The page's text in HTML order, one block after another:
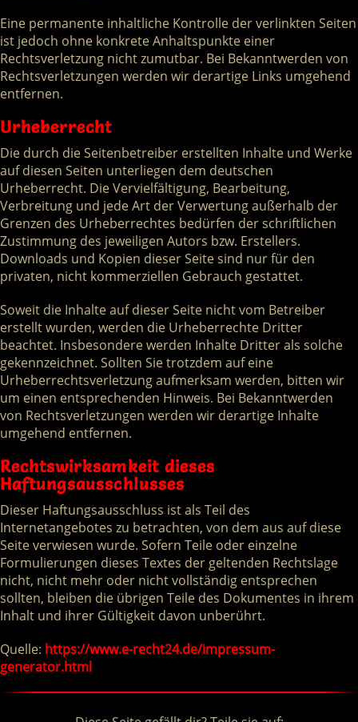
Eine permanente inhaltliche Kontrolle der verlinkten Seiten
ist jedoch ohne konkrete Anhaltspunkte einer
Rechtsverletzung nicht zumutbar. Bei Bekanntwerden von
Rechtsverletzungen werden wir derartige Links umgehend
entfernen.
Urheberrecht
Die durch die Seitenbetreiber erstellten Inhalte und Werke
auf diesen Seiten unterliegen dem deutschen
Urheberrecht. Die Vervielfältigung, Bearbeitung,
Verbreitung und jede Art der Verwertung außerhalb der
Grenzen des Urheberrechtes bedürfen der schriftlichen
Zustimmung des jeweiligen Autors bzw. Erstellers.
Downloads und Kopien dieser Seite sind nur für den
privaten, nicht kommerziellen Gebrauch gestattet.
Soweit die Inhalte auf dieser Seite nicht vom Betreiber
erstellt wurden, werden die Urheberrechte Dritter
beachtet. Insbesondere werden Inhalte Dritter als solche
gekennzeichnet. Sollten Sie trotzdem auf eine
Urheberrechtsverletzung aufmerksam werden, bitten wir
um einen entsprechenden Hinweis. Bei Bekanntwerden
von Rechtsverletzungen werden wir derartige Inhalte
umgehend entfernen.
Rechtswirksamkeit dieses
Haftungsausschlusses
Dieser Haftungsausschluss ist als Teil des
Internetangebotes zu betrachten, von dem aus auf diese
Seite verwiesen wurde. Sofern Teile oder einzelne
Formulierungen dieses Textes der geltenden Rechtslage
nicht, nicht mehr oder nicht vollständig entsprechen
sollten, bleiben die übrigen Teile des Dokumentes in ihrem
Inhalt und ihrer Gültigkeit davon unberührt.
Quelle: https://www.e-recht24.de/impressum-
generator.html